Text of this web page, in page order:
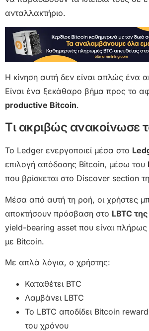
ανταλλακτήριο.
Η κίνηση αυτή δεν είναι απλώς ένα
Είναι ένα ξεκάθαρο βήμα προς το
productive Bitcoin.
Τι ακριβώς ανακοίνωσε
Το Ledger ενεργοποιεί μέσα στο
επιλογή απόδοσης Bitcoin, μέσω του
που βρίσκεται στο Discover section
Μέσα από αυτή τη ροή, οι χρήστες
αποκτήσουν πρόσβαση στο LBTC
yield-bearing asset που είναι πλήρως
με Bitcoin.
Με απλά λόγια, ο χρήστης:
Καταθέτει BTC
Λαμβάνει LBTC
Το LBTC αποδίδει Bitcoin
του χρόνου